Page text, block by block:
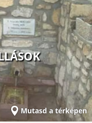
Mutasd a térképen